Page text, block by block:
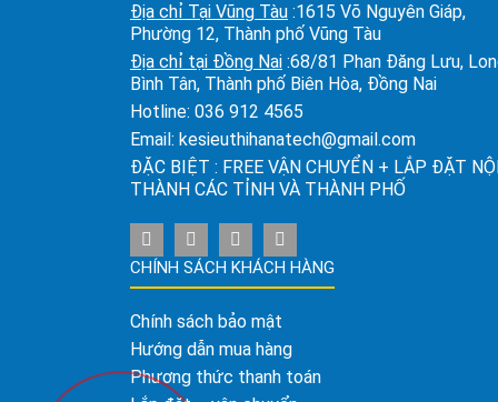
Địa chỉ Tại Vũng Tàu :1615 Võ Nguyên Giáp,
Phường 12, Thành phố Vũng Tàu
Địa chỉ tại Đồng Nai :68/81 Phan Đăng Lưu,
Bình Tân, Thành phố Biên Hòa, Đồng Nai
Hotline: 036 912 4565
Email: kesieuthihanatech@gmail.com
ĐẶC BIỆT : FREE VẬN CHUYỂN + LẮP ĐẶT
THÀNH CÁC TỈNH VÀ THÀNH PHỐ
CHÍNH SÁCH KHÁCH HÀNG
Chính sách bảo mật
Hướng dẫn mua hàng
Phương thức thanh toán